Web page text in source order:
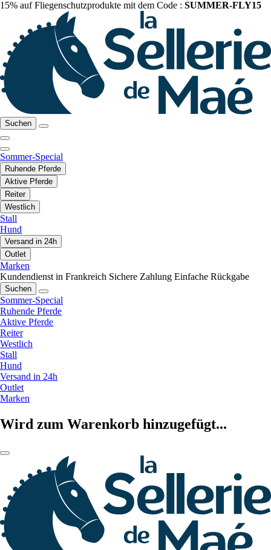
15% auf Fliegenschutzprodukte mit dem Code : SUMMER-FLY15
Suchen
Sommer-Special
Ruhende Pferde
Aktive Pferde
Reiter
Westlich
Stall
Hund
Versand in 24h
Outlet
Marken
Kundendienst in Frankreich Sichere Zahlung Einfache Rückgabe
Suchen
Sommer-Special
Ruhende Pferde
Aktive Pferde
Reiter
Westlich
Stall
Hund
Versand in 24h
Outlet
Marken
Wird zum Warenkorb hinzugefügt...